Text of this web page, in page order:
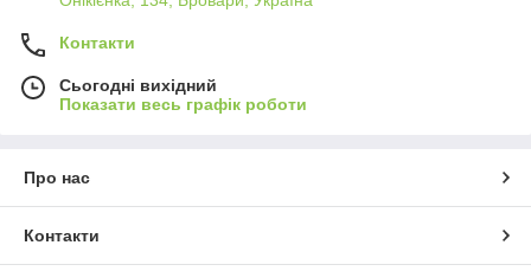
Контакти
Сьогодні вихідний
Показати весь графік роботи
Про нас
Контакти